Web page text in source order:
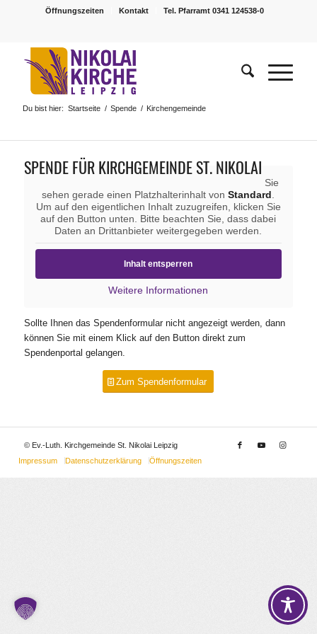
Öffnungszeiten Kontakt Tel. Pfarramt 0341 124538-0
Du bist hier: Startseite / Spende / Kirchengemeinde
SPENDE FÜR KIRCHGEMEINDE ST. NIKOLAI
Sie
sehen gerade einen Platzhalterinhalt vonStandard
Um auf den eigentlichen Inhalt zuzugreifen, klicken Sie
auf den Button unten. Bitte beachten Sie, dass dabei
Daten an Drittanbieter weitergegeben werden.
Inhalt entsperren
Weitere Informationen
Sollte Ihnen das Spendenformular nicht angezeigt werden, dann
können Sie mit einem Klick auf den Button direkt zum
Spendenportal gelangen.
Zum Spendenformular
© Ev.-Luth. Kirchgemeinde St. Nikolai Leipzig
Impressum
Datenschutzerklärung Öffnungszeiten